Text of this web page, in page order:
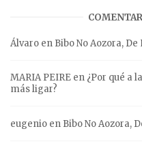
Álvaro en Bibo No Aozora,
MARIA PEIRE en ¿Por qué a
más ligar?
eugenio en Bibo No Aozora,